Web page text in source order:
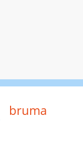
bruma